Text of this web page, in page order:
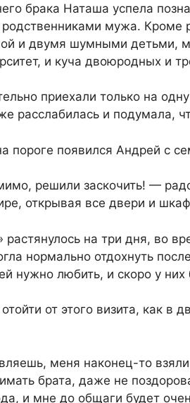
брака Наташа успела
мужа. Кроме
и двумя шумными детьми,
и куча двоюродных и
приехали только на
расслабилась и подумала,
пороге появился Андрей с
решили заскочить! —
открывая все двери и
на три дня, во
нормально отдохнуть
нужно любить, и скоро у них
от этого визита, как в
меня наконец-то
брата, даже не
и мне до общаги будет